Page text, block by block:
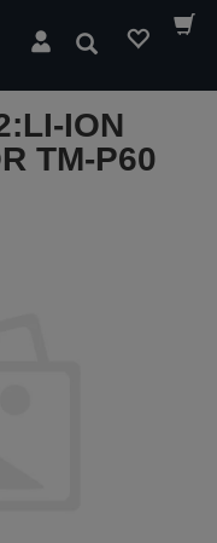
Cerca
ION
TM-P60